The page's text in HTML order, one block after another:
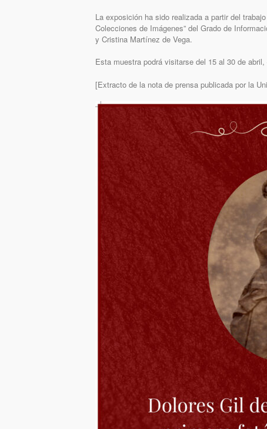
La exposición ha sido realizada a partir del
Colecciones de Imágenes” del Grado de
y Cristina Martínez de Vega.
Esta muestra podrá visitarse del 15 al 30 de
[Extracto de la nota de prensa publicada por la